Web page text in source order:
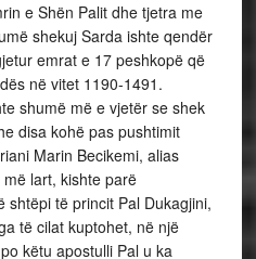
e Shën Palit dhe tjetra me
shekuj Sarda ishte qendër
emrat e 17 peshkopë që
në vitet 1190-1491.
shumë më e vjetër se shek
disa kohë pas pushtimit
Marin Becikemi, alias
lart, kishte parë
të princit Pal Dukagjini,
të cilat kuptohet, në një
këtu apostulli Pal u ka